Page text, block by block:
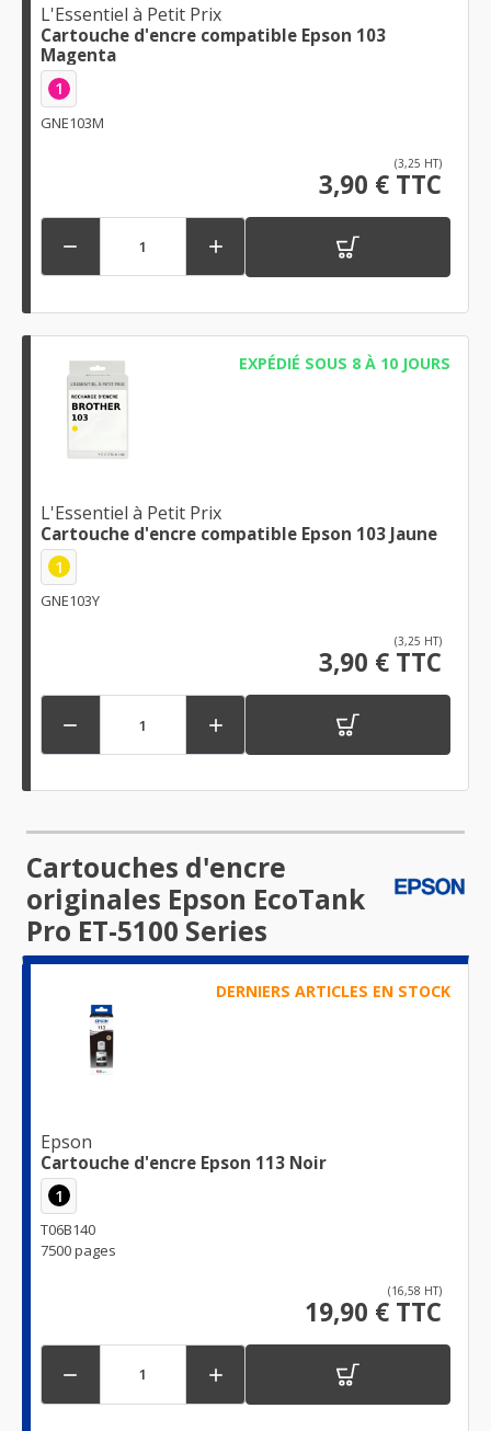
L'Essentiel à Petit Prix
Cartouche d'encre compatible Epson 103
Magenta
1
GNE103M
(3,25 HT)
3,90 € TTC
 
EXPÉDIÉ SOUS 8 À 10 JOURS
L'Essentiel à Petit Prix
Cartouche d'encre compatible Epson 103 Jaune
1
GNE103Y
(3,25 HT)
3,90 € TTC
 
Cartouches d'encre
originales Epson EcoTank
Pro ET-5100 Series
DERNIERS ARTICLES EN STOCK
Epson
Cartouche d'encre Epson 113 Noir
1
T06B140
7500 pages
(16,58 HT)
19,90 € TTC
 